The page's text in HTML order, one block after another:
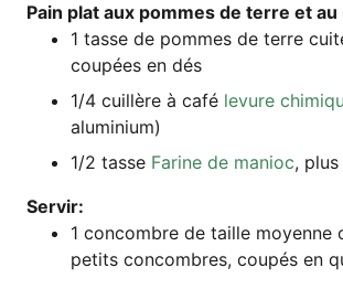
Pain plat aux pom­mes de terre et au
1 tas­se de pom­mes de terre
cou­pées en dés
1/4 cuil­lè­re à café levu­re
aluminium)
1/2 tas­se Fari­ne de manioc,
Ser­vir:
1 con­combre de tail­le moy­enne
petits con­com­bres, cou­pés en